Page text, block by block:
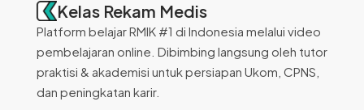
Kelas Rekam Medis
Platform belajar RMIK #1 di Indonesia melalui video
pembelajaran online. Dibimbing langsung oleh tutor
praktisi & akademisi untuk persiapan Ukom, CPNS,
dan peningkatan karir.